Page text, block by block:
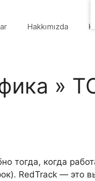
Hakkımızda
»
тогда, когда
RedTrack — это